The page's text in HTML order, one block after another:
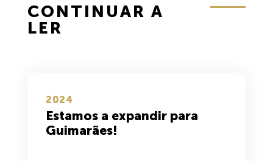
CONTINUAR A
LER
2024
Estamos a expandir para
Guimarães!